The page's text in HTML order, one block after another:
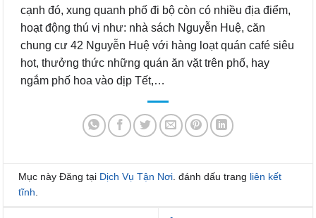
cạnh đó, xung quanh phố đi bộ còn có nhiều địa điểm,
hoạt động thú vị như: nhà sách Nguyễn Huệ, căn
chung cư 42 Nguyễn Huệ với hàng loạt quán café siêu
hot, thưởng thức những quán ăn vặt trên phố, hay
ngắm phố hoa vào dịp Tết,…
Mục này Đăng tại Dịch Vụ Tận Nơi. đánh dấu trang liên kết
tĩnh.